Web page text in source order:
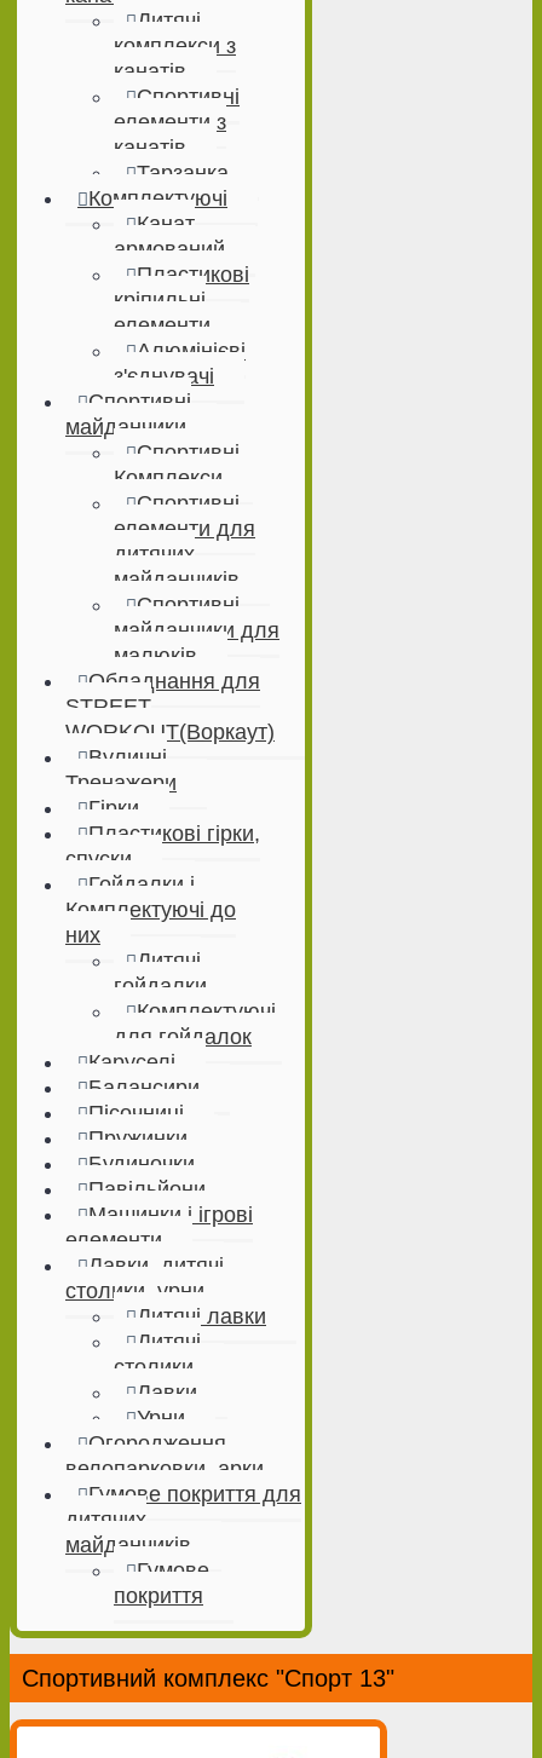
Дитячі
комплекси з
канатів
Спортивні
елементи з
канатів
Тарзанка
Комплектуючі
Канат
армований
Пластикові
кріпильні
елементи
Алюмінієві
з'єднувачі
Спортивні
майданчики
Спортивні
Комплекси
Спортивні
елементи для
дитячих
майданчиків
Спортивні
майданчики для
малюків
Обладнання для
STREET
WORKOUT(Воркаут)
Вуличні
Тренажери
Гірки
Пластикові гірки,
спуски
Гойдалки і
Комплектуючі до
них
Дитячі
гойдалки
Комплектуючі
для гойдалок
Каруселі
Балансири
Пісочниці
Пружинки
Будиночки
Павільйони
Машинки і ігрові
елементи
Лавки, дитячі
столики, урни
Дитячі лавки
Дитячі
столики
Лавки
Урни
Огородження,
велопарковки, арки
Гумове покриття для
дитячих
майданчиків
Гумове
покриття
Спортивний комплекс "Спорт 13"